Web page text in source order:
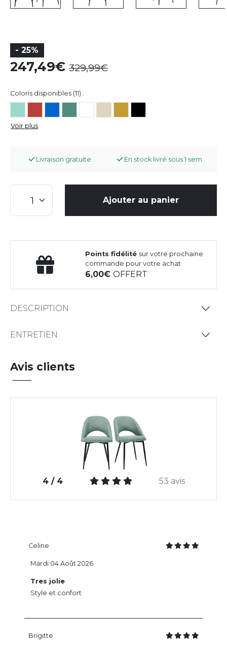
- 25%
247,49 329,99
Coloris disponibles (11) :
Voir plus
Livraison gratuite En stock livré sous 1 sem
Ajouter au panier
Points fidélité sur votre prochaine
commande pour votre achat
6,00OFFERT
DESCRIPTION
ENTRETIEN
Avis clients
4 / 4 53 avis
Celine
Tres jolie
Style et confort
Mardi 04 Août 2026
Brigitte